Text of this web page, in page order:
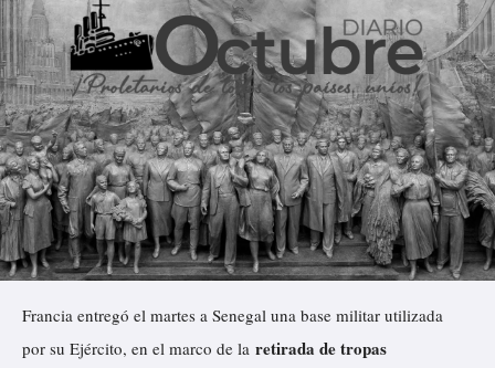
Francia entregó el martes a Senegal una base militar utilizada
por su Ejército, en el marco de la retirada de tropas